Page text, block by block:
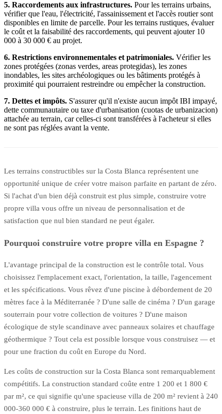
5. Raccordements aux infrastructures. Pour les terrains urbains,
vérifier que l'eau, l'électricité, l'assainissement et l'accès routier sont
disponibles en limite de parcelle. Pour les terrains rustiques, évaluer
le coût et la faisabilité des raccordements, qui peuvent ajouter 10
000 à 30 000 € au projet.
6. Restrictions environnementales et patrimoniales. Vérifier les
zones protégées (zonas verdes, areas protegidas), les zones
inondables, les sites archéologiques ou les bâtiments protégés à
proximité qui pourraient restreindre ou empêcher la construction.
7. Dettes et impôts. S'assurer qu'il n'existe aucun impôt IBI impayé,
dette communautaire ou taxe d'urbanisation (cuotas de urbanizacion)
attachée au terrain, car celles-ci sont transférées à l'acheteur si elles
ne sont pas réglées avant la vente.
Les terrains constructibles sur la Costa Blanca représentent une
opportunité unique de créer votre maison parfaite en partant de zéro.
Si l'achat d'un bien déjà construit est plus simple, construire votre
propre villa vous offre un niveau de personnalisation et de
satisfaction que nul bien standard ne peut égaler.
Pourquoi construire votre propre villa en Espagne ?
L'avantage principal de la construction est le contrôle total. Vous
choisissez l'emplacement exact, l'orientation, la taille, l'agencement
et les spécifications. Vous rêvez d'une piscine à débordement de 20
mètres face à la Méditerranée ? D'une salle de cinéma ? D'un garage
souterrain pour votre collection de voitures ? D'une maison
écologique de style scandinave avec panneaux solaires et chauffage
géothermique ? Tout cela est possible lorsque vous construisez — et
pour une fraction du coût en Europe du Nord.
Les coûts de construction sur la Costa Blanca sont remarquablement
compétitifs. La construction standard coûte entre 1 200 et 1 800 €
par m², ce qui signifie qu'une spacieuse villa de 200 m² revient à 240
000-360 000 € à construire, plus le terrain. Les finitions haut de